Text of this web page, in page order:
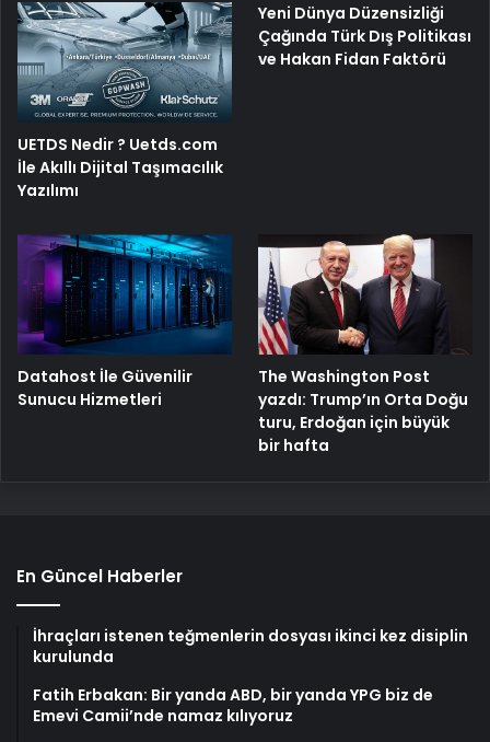
UETDS Nedir ? Uetds.com
İle Akıllı Dijital Taşımacılık
Yazılımı
Yeni Dünya Düzensizliği
Çağında Türk Dış Politikası
ve Hakan Fidan Faktörü
Datahost İle Güvenilir
Sunucu Hizmetleri
The Washington Post
yazdı: Trump’ın Orta Doğu
turu, Erdoğan için büyük
bir hafta
En Güncel Haberler
İhraçları istenen teğmenlerin dosyası ikinci kez disiplin
kurulunda
Fatih Erbakan: Bir yanda ABD, bir yanda YPG biz de
Emevi Camii’nde namaz kılıyoruz